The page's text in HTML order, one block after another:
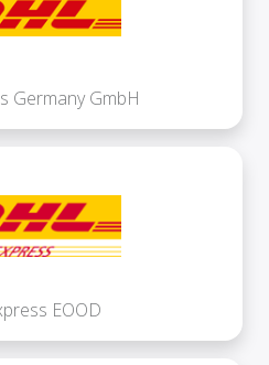
Germany GmbH
EOOD